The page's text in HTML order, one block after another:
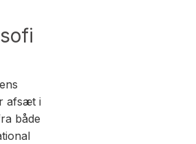
afsæt i
både